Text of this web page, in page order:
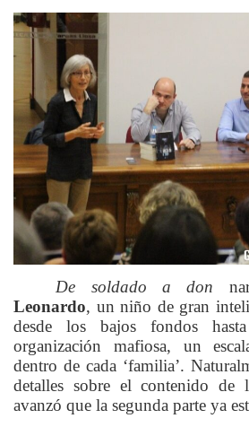
De soldado a don
Leonardo, un niño de gran
desde los bajos fondos
organización mafiosa, un
dentro de cada ‘familia’.
detalles sobre el contenido de
avanzó que la segunda parte ya